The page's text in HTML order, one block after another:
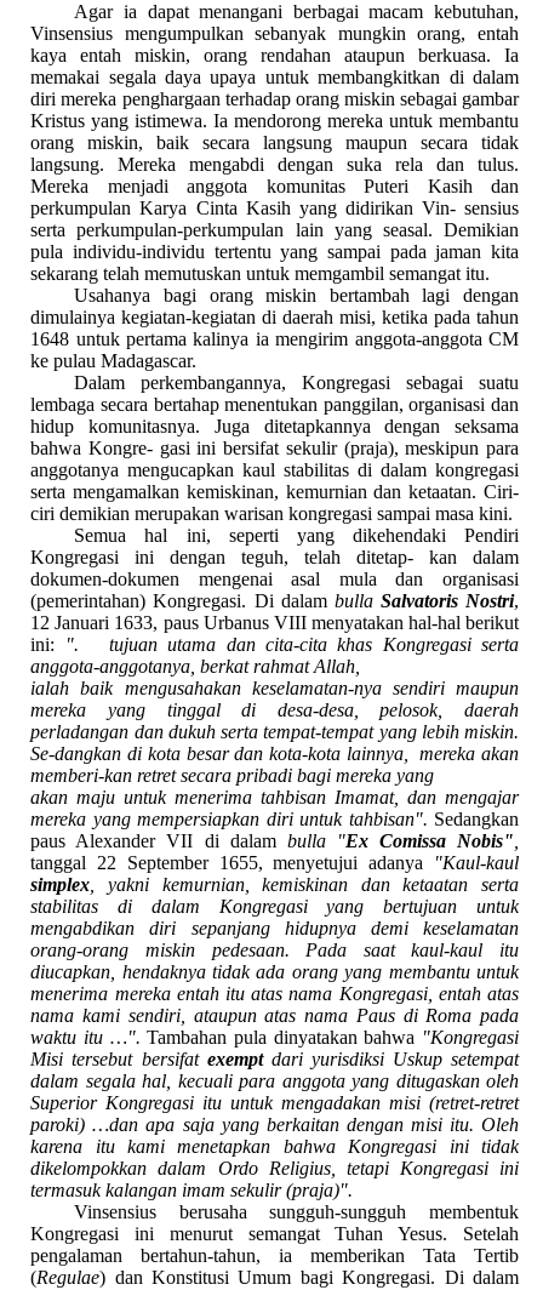
Agar ia dapat menangani berbagai macam kebutuhan,
Vinsensius mengumpulkan sebanyak mungkin orang, entah
kaya entah miskin, orang rendahan ataupun berkuasa. Ia
memakai segala daya upaya untuk membangkitkan di dalam
diri mereka penghargaan terhadap orang miskin sebagai gambar
Kristus yang istimewa. Ia mendorong mereka untuk membantu
orang miskin, baik secara langsung maupun secara tidak
langsung. Mereka mengabdi dengan suka rela dan tulus.
Mereka menjadi anggota komunitas Puteri Kasih dan
perkumpulan Karya Cinta Kasih yang didirikan Vin- sensius
serta perkumpulan-perkumpulan lain yang seasal. Demikian
pula individu-individu tertentu yang sampai pada jaman kita
sekarang telah memutuskan untuk memgambil semangat itu.
Usahanya bagi orang miskin bertambah lagi dengan
dimulainya kegiatan-kegiatan di daerah misi, ketika pada tahun
1648 untuk pertama kalinya ia mengirim anggota-anggota CM
ke pulau Madagascar.
Dalam perkembangannya, Kongregasi sebagai suatu
lembaga secara bertahap menentukan panggilan, organisasi dan
hidup komunitasnya. Juga ditetapkannya dengan seksama
bahwa Kongre- gasi ini bersifat sekulir (praja), meskipun para
anggotanya mengucapkan kaul stabilitas di dalam kongregasi
serta mengamalkan kemiskinan, kemurnian dan ketaatan. Ciri-
ciri demikian merupakan warisan kongregasi sampai masa kini.
Semua hal ini, seperti yang dikehendaki Pendiri
Kongregasi ini dengan teguh, telah ditetap- kan dalam
dokumen-dokumen mengenai asal mula dan organisasi
(pemerintahan) Kongregasi. Di dalam bulla Salvatoris Nostri,
12 Januari 1633, paus Urbanus VIII menyatakan hal-hal berikut
ini:
". tujuan utama dan cita-cita khas Kongregasi serta
anggota-anggotanya, berkat rahmat Allah,
ialah baik mengusahakan keselamatan-nya sendiri maupun
mereka yang tinggal di desa-desa, pelosok, daerah
perladangan dan dukuh serta tempat-tempat yang lebih miskin.
Se-dangkan di kota besar dan kota-kota lainnya, mereka akan
memberi-kan retret secara pribadi bagi mereka yang
akan maju untuk menerima tahbisan Imamat, dan mengajar
mereka yang mempersiapkan diri untuk tahbisan". Sedangkan
paus Alexander VII di dalam bulla "Ex Comissa Nobis"
tanggal 22 September 1655, menyetujui adanya
"Kaul-kaul
simplex , yakni kemurnian, kemiskinan dan ketaatan serta
stabilitas di dalam Kongregasi yang bertujuan untuk
mengabdikan diri sepanjang hidupnya demi keselamatan
orang-orang miskin pedesaan. Pada saat kaul-kaul itu
diucapkan, hendaknya tidak ada orang yang membantu untuk
menerima mereka entah itu atas nama Kongregasi, entah atas
nama kami sendiri, ataupun atas nama Paus di Roma pada
waktu itu …".Tambahan pula dinyatakan bahwa "Kongregasi
Misi tersebut bersifat exempt dari yurisdiksi Uskup setempat
dalam segala hal, kecuali para anggota yang ditugaskan oleh
Superior Kongregasi itu untuk mengadakan misi (retret-retret
paroki) …dan apa saja yang berkaitan dengan misi itu. Oleh
karena itu kami menetapkan bahwa Kongregasi ini tidak
dikelompokkan dalam Ordo Religius, tetapi Kongregasi ini
termasuk kalangan imam sekulir (praja)".
Vinsensius berusaha sungguh-sungguh membentuk
Kongregasi ini menurut semangat Tuhan Yesus. Setelah
pengalaman bertahun-tahun, ia memberikan Tata Tertib
(Regulae) dan Konstitusi Umum bagi Kongregasi. Di dalam